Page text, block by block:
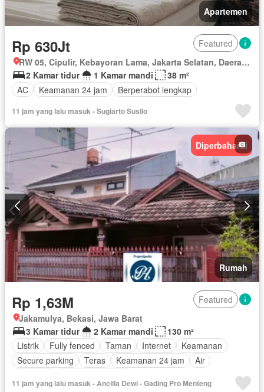
Apartemen
Rp 630Jt
Featured
RW 05, Cipulir, Kebayoran Lama, Jakarta Selatan, Daerah Khusus Ibukota Jakarta
2 Kamar tidur
1 Kamar mandi
38 m²
AC
Keamanan 24 jam Berperabot lengkap
11 jam yang lalu masuk - Sugiarto Susilo
Diperbaharui
Rumah
Rp 1,63M
Featured
Jakamulya, Bekasi, Jawa Barat
3 Kamar tidur
2 Kamar mandi
130 m²
Listrik
Fully fenced Taman Internet
Keamanan
Secure parking
Teras Keamanan 24 jam
Air
11 jam yang lalu masuk - Ancilla Dewi - Gading Pro Menteng